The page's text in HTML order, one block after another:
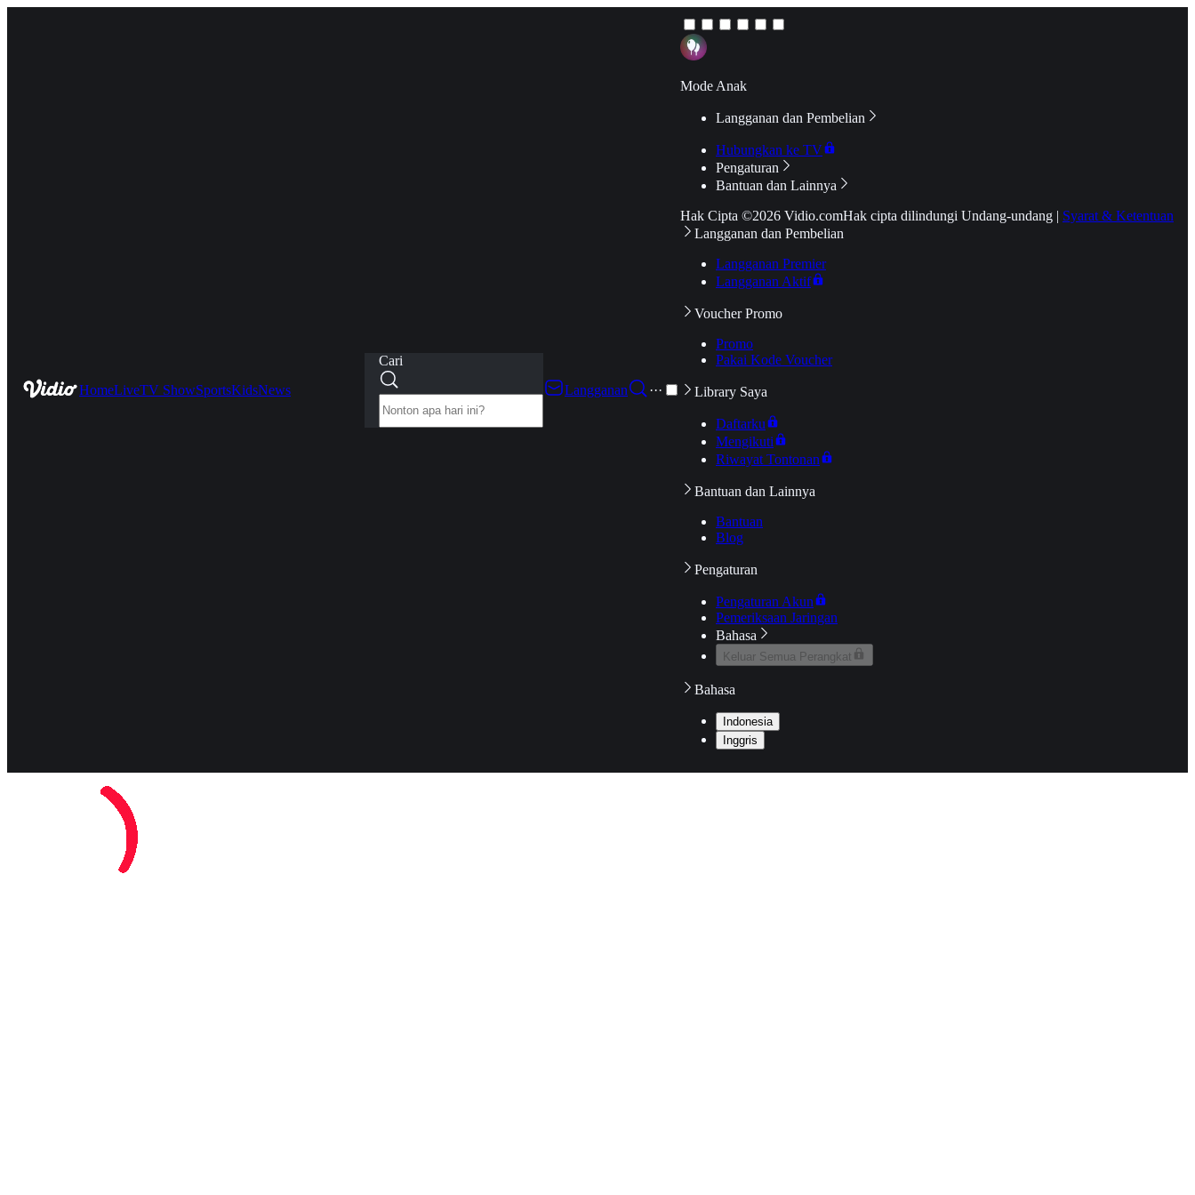
HomeLiveTV ShowSportsKidsNews
Cari
Langganan
···
Mode Anak
Langganan dan Pembelian
Hubungkan ke TV
Pengaturan
Bantuan dan Lainnya
Hak Cipta ©2026 Vidio.comHak cipta dilindungi Undang-undang | Syarat & Ketentuan
Langganan dan Pembelian
Langganan Premier
Langganan Aktif
Voucher Promo
Promo
Pakai Kode Voucher
Library Saya
Daftarku
Mengikuti
Riwayat Tontonan
Bantuan dan Lainnya
Bantuan
Blog
Pengaturan
Pengaturan Akun
Pemeriksaan Jaringan
Bahasa
Keluar Semua Perangkat
Bahasa
Indonesia
Inggris